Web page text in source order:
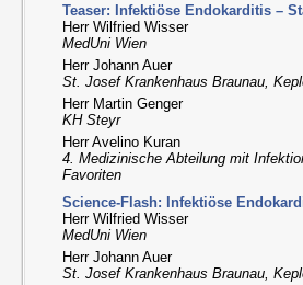
Teaser: Infektiöse Endokarditis –
Herr Wilfried Wisser
MedUni Wien
Herr Johann Auer
St. Josef Krankenhaus Braunau,
Herr Martin Genger
KH Steyr
Herr Avelino Kuran
4. Medizinische Abteilung mit
Favoriten
Science-Flash: Infektiöse
Herr Wilfried Wisser
MedUni Wien
Herr Johann Auer
St. Josef Krankenhaus Braunau,